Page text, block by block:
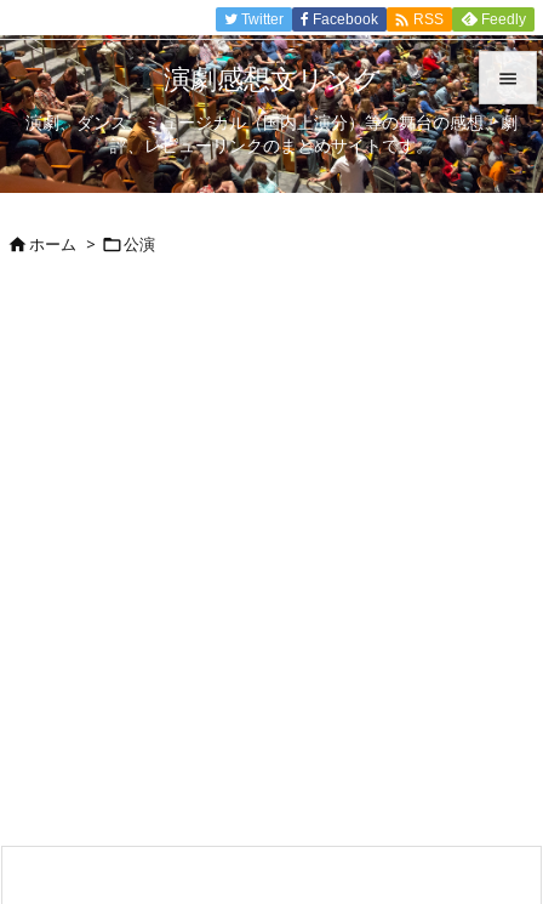


メニュ

Twitter Facebook  RSS Feedly
演劇感想文リンク
演劇、ダンス、ミュージカル（国内上演分）等の舞台の感想、劇
評、レビューリンクのまとめサイトです。
ホーム > 公演